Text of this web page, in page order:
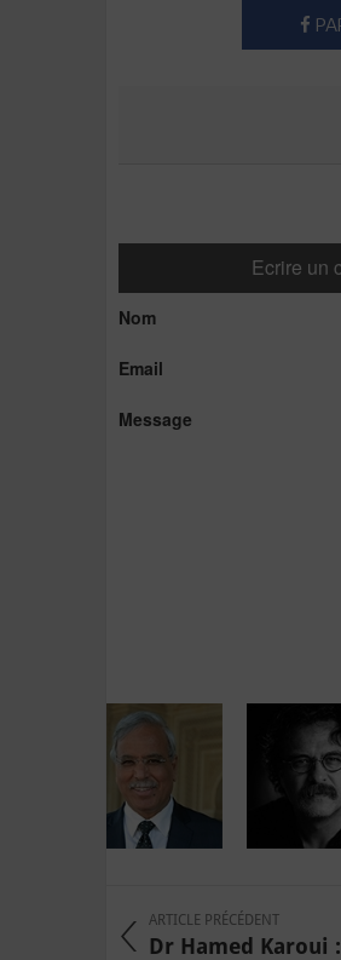
Ecrire un
Nom
Email
Message
ARTICLE PRÉCÉDENT
Dr Hamed